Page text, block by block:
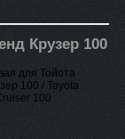
Крузер 100